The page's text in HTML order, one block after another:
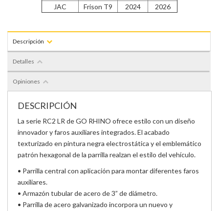
JAC Frison T9 2024 2026
Descripción
Detalles
Opiniones
DESCRIPCIÓN
La serie RC2 LR de GO RHINO ofrece estilo con un diseño
innovador y faros auxiliares integrados. El acabado
texturizado en pintura negra electrostática y el emblemático
patrón hexagonal de la parrilla realzan el estilo del vehículo.
• Parrilla central con aplicación para montar diferentes faros
auxiliares.
• Armazón tubular de acero de 3” de diámetro.
• Parrilla de acero galvanizado incorpora un nuevo y